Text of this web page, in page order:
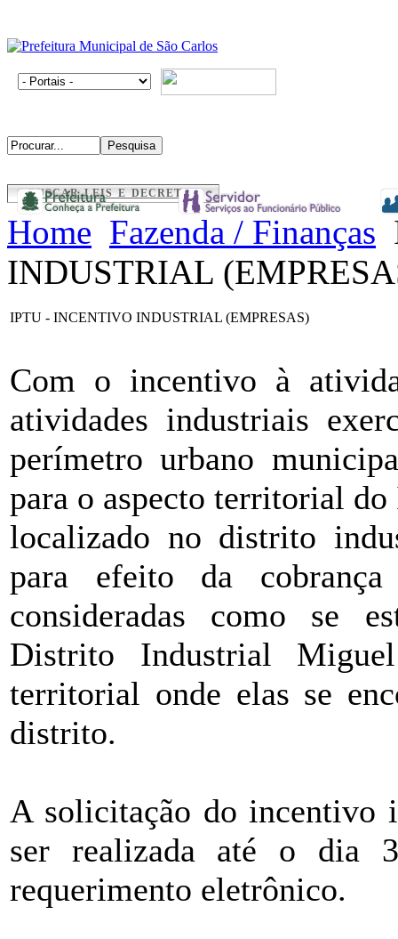
BUSCAR LEIS E DECRETOS
Home Fazenda / Finanças
INDUSTRIAL
IPTU - INCENTIVO INDUSTRIAL (EMPRESAS)
Com o incentivo à
atividades industriais
perímetro urbano
para o aspecto territorial
localizado no distrito
para efeito da
consideradas como se
Distrito Industrial
territorial onde elas se
distrito.
A solicitação do incentivo
ser realizada até o dia
requerimento eletrônico.